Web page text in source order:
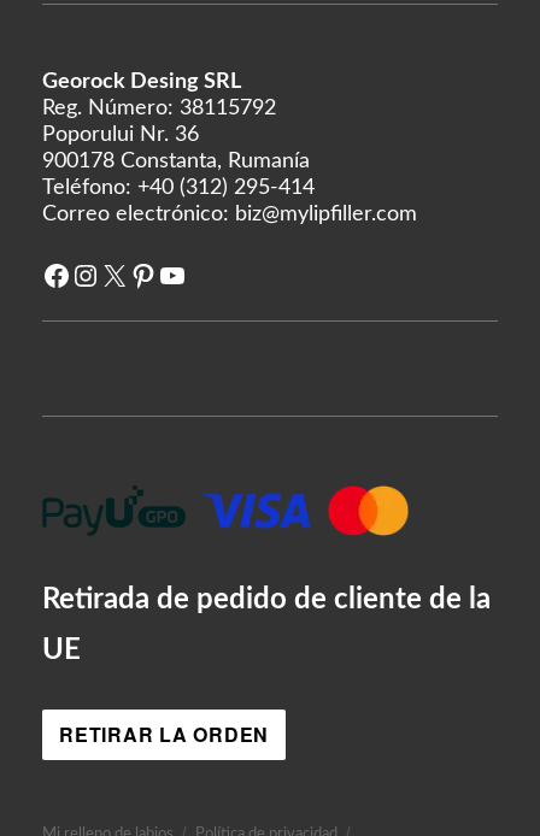
Georock Desing SRL
Reg. Número: 38115792
Poporului Nr. 36
900178 Constanta, Rumanía
Teléfono: +40 (312) 295-414
Correo electrónico: biz@mylipfiller.com
Facebook
Instagram
X Pinterest
YouTube
Retirada de pedido de cliente de la
UE
RETIRAR LA ORDEN